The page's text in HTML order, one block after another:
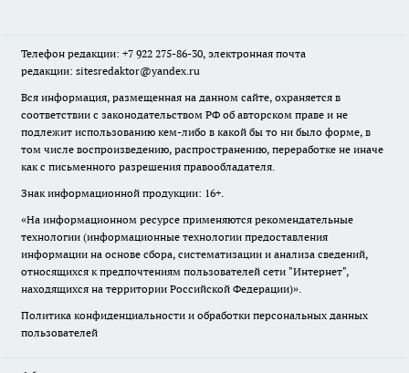
Телефон редакции: +7 922 275-86-30, электронная почта
редакции: sitesredaktor@yandex.ru
Вся информация, размещенная на данном сайте, охраняется в
соответствии с законодательством РФ об авторском праве и не
подлежит использованию кем-либо в какой бы то ни было форме, в
том числе воспроизведению, распространению, переработке не иначе
как с письменного разрешения правообладателя.
Знак информационной продукции: 16+.
«На информационном ресурсе применяются рекомендательные
технологии (информационные технологии предоставления
информации на основе сбора, систематизации и анализа сведений,
относящихся к предпочтениям пользователей сети "Интернет",
находящихся на территории Российской Федерации)».
Политика конфиденциальности и обработки персональных данных
пользователей